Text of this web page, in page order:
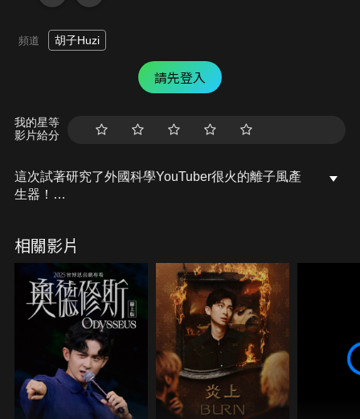
頻道 胡子Huzi
請先登入
我的星等
影片給分
這次試著研究了外國科學YouTuber很火的離子風產
生器！
大家如果在家裡想玩的話一定要注意安全喔~
#胡子Huzi #胡思亂搞 #離子風 #高壓電噴射引擎
相關影片